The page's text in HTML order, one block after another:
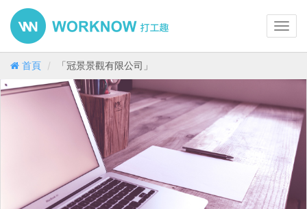
首頁 「冠景景觀有限公司」